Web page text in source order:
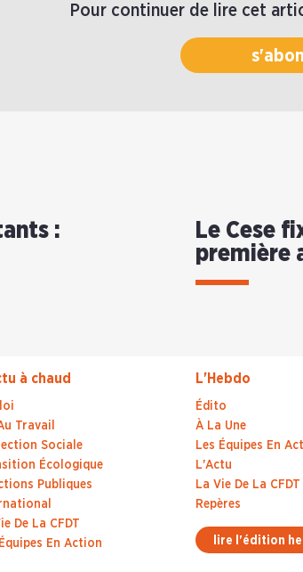
Pour continuer de lire cet
:
Le Cese
première
à chaud
Travail
Sociale
Écologique
Publiques
De La CFDT
En Action
L'Hebdo
Édito
À La Une
Les Équipes En
L'Actu
La Vie De La CFDT
Repères
lire l'édition